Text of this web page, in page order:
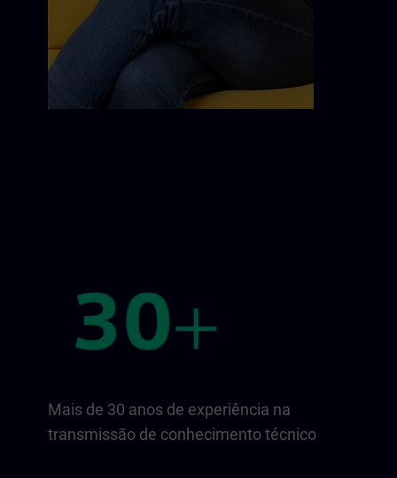
Mais de 30 anos de experiência na
transmissão de conhecimento técnico